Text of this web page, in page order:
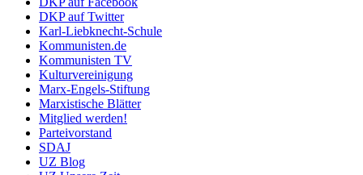
DKP auf Twitter
Karl-Liebknecht-Schule
Kommunisten.de
Kommunisten TV
Kulturvereinigung
Marx-Engels-Stiftung
Marxistische Blätter
Mitglied werden!
Parteivorstand
SDAJ
UZ Blog